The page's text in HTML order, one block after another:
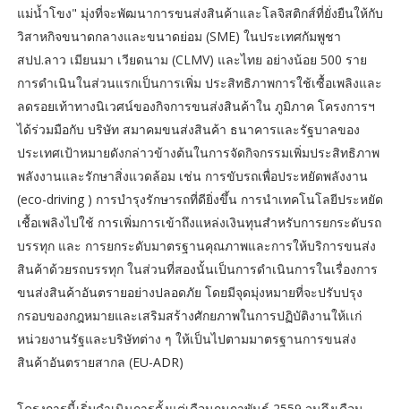
แม่น้ำโขง" มุ่งที่จะพัฒนาการขนส่งสินค้าและโลจิสติกส์ที่ยั่งยืนให้กับ
วิสาหกิจขนาดกลางและขนาดย่อม (SME) ในประเทศกัมพูชา
สปป.ลาว เมียนมา เวียดนาม (CLMV) และไทย อย่างน้อย 500 ราย
การดำเนินในส่วนแรกเป็นการเพิ่ม ประสิทธิภาพการใช้เซื้อเพลิงและ
ลดรอยเท้าทางนิเวศน์ของกิจการขนส่งสินค้าใน ภูมิภาค โครงการฯ
ได้ร่วมมือกับ บริษัท สมาคมขนส่งสินค้า ธนาคารและรัฐบาลของ
ประเทศเป้าหมายดังกล่าวข้างต้นในการจัดกิจกรรมเพิ่มประสิทธิภาพ
พลังงานและรักษาสิ่งแวดล้อม เช่น การขับรถเพื่อประหยัดพลังงาน
(eco-driving ) การบำรุงรักษารถที่ดียิ่งขึ้น การนำเทคโนโลยีประหยัด
เชื้อเพลิงไปใช้ การเพิ่มการเข้าถึงแหล่งเงินทุนสำหรับการยกระดับรถ
บรรทุก และ การยกระดับมาตรฐานคุณภาพและการให้บริการขนส่ง
สินค้าด้วยรถบรรทุก ในส่วนที่สองนั้นเป็นการดำเนินการในเรื่องการ
ขนส่งสินค้าอันตรายอย่างปลอดภัย โดยมีจุดมุ่งหมายที่จะปรับปรุง
กรอบของกฎหมายและเสริมสร้างศักยภาพในการปฏิบัติงานให้เเก่
หน่วยงานรัฐและบริษัทต่าง ๆ ให้เป็นไปตามมาตรฐานการขนส่ง
สินค้าอันตรายสากล (EU-ADR)